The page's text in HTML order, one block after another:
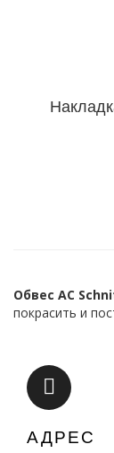
Обвес AC
покрасить и
АДРЕС